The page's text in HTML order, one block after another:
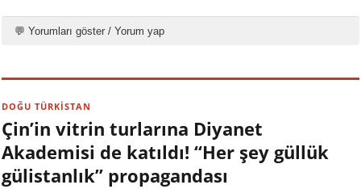
💬 Yorumları göster / Yorum yap
DOĞU TÜRKİSTAN
Çin’in vitrin turlarına Diyanet
Akademisi de katıldı! “Her şey güllük
gülistanlık” propagandası